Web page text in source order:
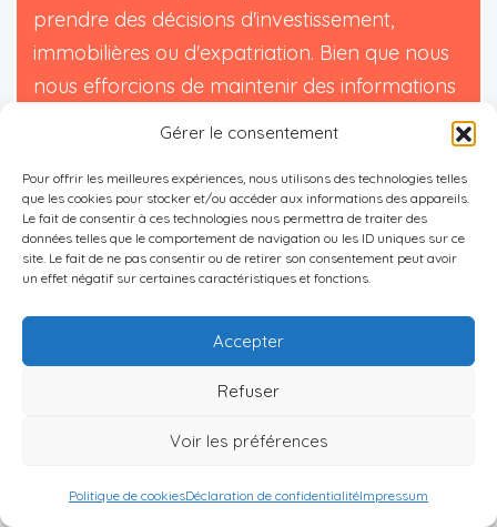
Gérer le consentement
Pour offrir les meilleures expériences, nous utilisons des technologies telles
que les cookies pour stocker et/ou accéder aux informations des appareils.
Le fait de consentir à ces technologies nous permettra de traiter des
données telles que le comportement de navigation ou les ID uniques sur ce
site. Le fait de ne pas consentir ou de retirer son consentement peut avoir
un effet négatif sur certaines caractéristiques et fonctions.
Accepter
Refuser
Voir les préférences
Politique de cookiesDéclaration de confidentialitéImpressum
prendre des décisions d'investissement,
immobilières ou d'expatriation. Bien que nous
nous efforcions de maintenir des informations
contenus proposés. L'investissement et
l'expatriation comportant des risques, nous
déclinons toute responsabilité pour les pertes
ou dommages éventuels découlant de
l'utilisation de ce site. Votre utilisation de ce site
confirme votre acceptation de ces conditions
et votre compréhension des risques associés.